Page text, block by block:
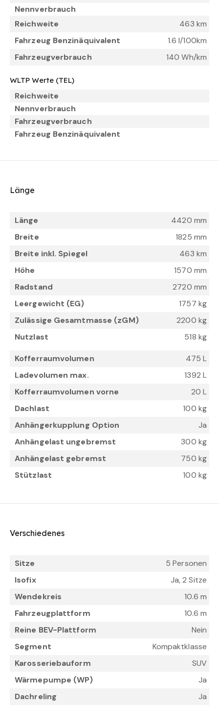
Nennverbrauch
Reichweite
463 km
Fahrzeug Benzinäquivalent
1.6 l/100km
Fahrzeugverbrauch
140 Wh/km
WLTP Werte (TEL)
Reichweite
Nennverbrauch
Fahrzeugverbrauch
Fahrzeug Benzinäquivalent
Länge
Länge
4420 mm
Breite
1825 mm
Breite inkl. Spiegel
463 km
Höhe
1570 mm
Radstand
2720 mm
Leergewicht (EG)
1757 kg
Zulässige Gesamtmasse (zGM)
2200 kg
Nutzlast
518 kg
Kofferraumvolumen
475 L
Ladevolumen max.
1392 L
Kofferraumvolumen vorne
20 L
Dachlast
100 kg
Anhängerkupplung Option
Ja
Anhängelast ungebremst
300 kg
Anhängelast gebremst
750 kg
Stützlast
100 kg
Verschiedenes
Sitze
5 Personen
Isofix
Ja, 2 Sitze
Wendekreis
10.6 m
Fahrzeugplattform
10.6 m
Reine BEV-Plattform
Nein
Segment
Kompaktklasse
Karosseriebauform
SUV
Wärmepumpe (WP)
Ja
Dachreling
Ja